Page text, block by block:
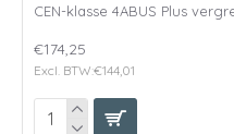
CEN-klasse 4ABUS Plus
€174,25
Excl. BTW:€144,01